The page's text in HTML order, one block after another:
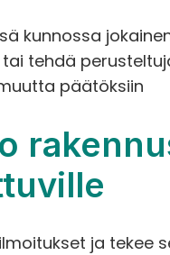
kunnossa
tehdä
päätöksiin
ja tekee